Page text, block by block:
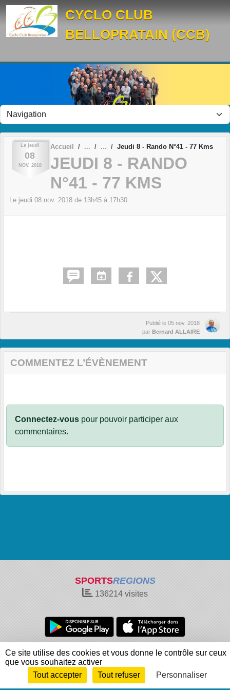
CYCLO CLUB
BELLOPRATAIN (CCB)
Le jeudi
08
NOV. 2018
Accueil Jeudi 8 - Rando N°41 - 77 Kms
JEUDI 8 - RANDO
N°41 - 77 KMS
Le jeudi 08 nov. 2018 de 13h45 à 17h30
Publié le 05 nov. 2018
par Bernard ALLAIRE
COMMENTEZ L’ÉVÈNEMENT
Connectez-vous pour pouvoir participer aux
commentaires.
SPORTSREGIONS
136214 visites
Charte cookies
Gestion des cookies
Informations légales
Signaler un contenu inapproprié
Envie de participer ?
Connexion
Panneau de gestion des cookies
Ce site utilise des cookies et vous donne le contrôle sur ceux
que vous souhaitez activer
Tout accepter
Tout refuser Personnaliser